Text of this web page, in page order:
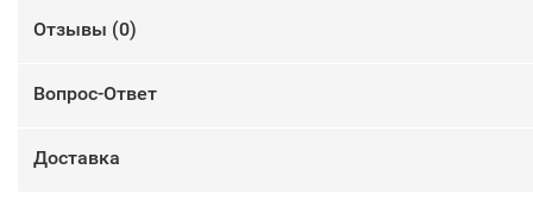
Отзывы (0)
Вопрос-Ответ
Доставка